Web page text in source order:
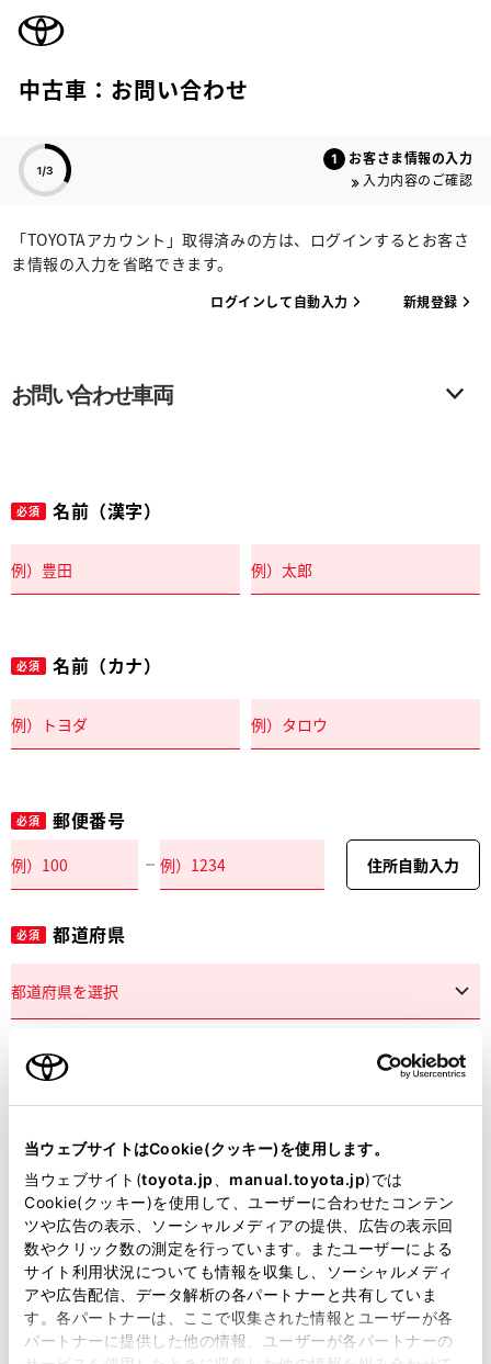
当ウェブサイトはCookie(クッキー)を使用します。
当ウェブサイト(toyota.jp manual.toyota.jp)では
Cookie(クッキー)を使用して、ユーザーに合わせたコンテン
ツや広告の表示、ソーシャルメディアの提供、広告の表示回
数やクリック数の測定を行っています。またユーザーによる
サイト利用状況についても情報を収集し、ソーシャルメディ
アや広告配信、データ解析の各パートナーと共有していま
す。各パートナーは、ここで収集された情報とユーザーが各
パートナーに提供した他の情報、ユーザーが各パートナーの
中古車：お問い合わせ
お客さま情報の入力
入力内容のご確認
「TOYOTAアカウント」取得済みの方は、ログインするとお客さ
ま情報の入力を省略できます。
ログインして自動入力 新規登録
お問い合わせ車両
必須 名前（漢字）
必須 名前（カナ）
必須 郵便番号
住所自動入力
必須 都道府県
市区町村名
必須 丁目番地